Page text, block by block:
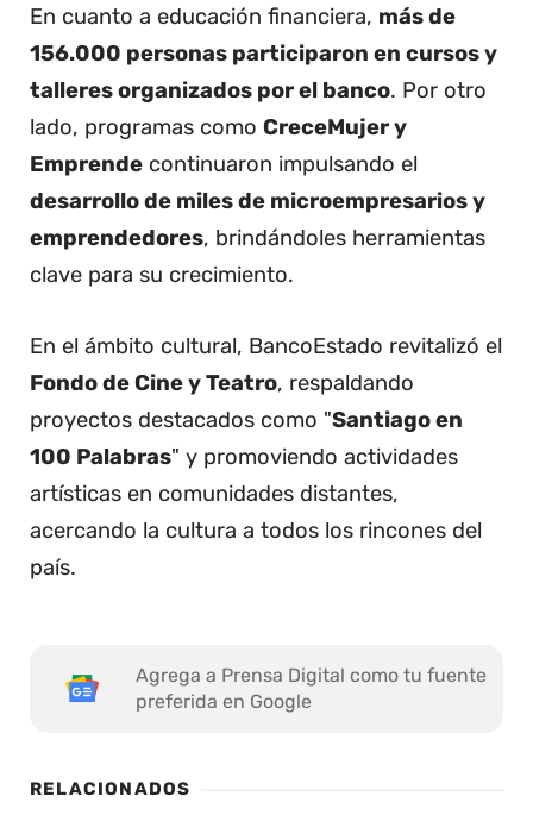
En cuanto a educación financiera, más de
156.000 personas participaron en cursos y
talleres organizados por el banco. Por otro
lado, programas como CreceMujer y
Emprende continuaron impulsando el
desarrollo de miles de microempresarios y
emprendedores, brindándoles herramientas
clave para su crecimiento.
En el ámbito cultural, BancoEstado revitalizó el
Fondo de Cine y Teatro, respaldando
proyectos destacados como "Santiago en
100 Palabras" y promoviendo actividades
artísticas en comunidades distantes,
acercando la cultura a todos los rincones del
país.
Agrega a Prensa Digital como tu fuente
preferida en Google
RELACIONADOS